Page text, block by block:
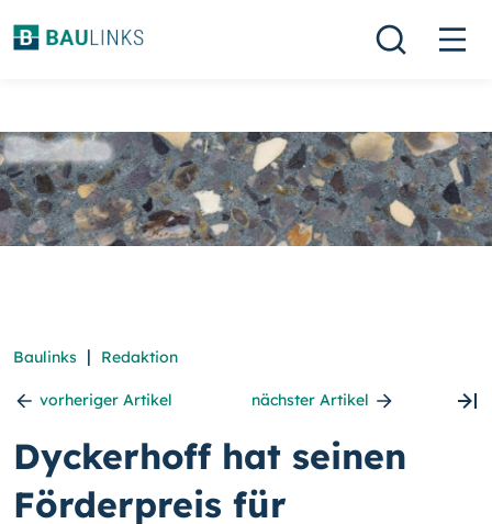
Baulinks | Redaktion
vorheriger Artikel nächster Artikel
Dyckerhoff hat seinen
Förderpreis für